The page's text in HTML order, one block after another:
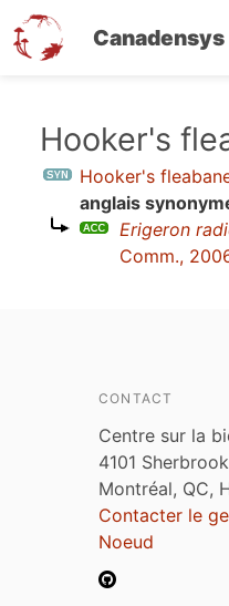
Canadensys
contenu
Hooker's
Hooker's
anglais
Erigeron
Comm.,
CONTACT
Centre sur la
4101
Montréal, QC,
Contacter le
Noeud